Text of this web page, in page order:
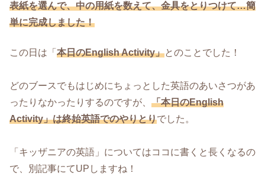
表紙を選んで、中の用紙を数えて、金具をとりつけて…簡
単に完成しました！
この日は「 本日のEnglish Activity」とのことでした！
どのブースでもはじめにちょっとした英語のあいさつがあ
ったりなかったりするのですが、 「本日のEnglish
Activity」は終始英語でのやりとりでした。
「キッザニアの英語」についてはココに書くと長くなるの
で、別記事にてUPしますね！